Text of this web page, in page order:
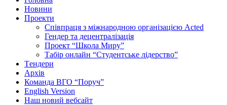
Новини
Проекти
Співпраця з міжнародною організацією Acted
Гендер та децентралізація
Проект “Школа Миру”
Табір онлайн “Студентське лідерство”
Tендери
Архів
Команда ВГО “Поруч”
English Version
Наш новий вебсайт